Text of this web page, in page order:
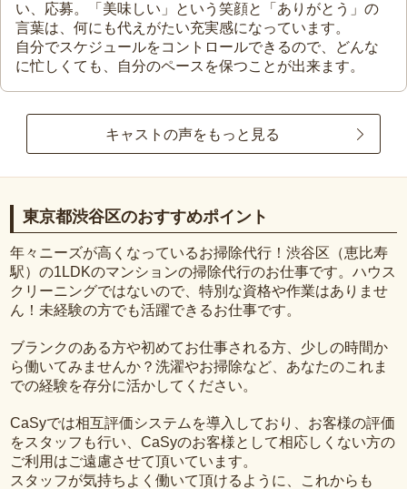
い、応募。「美味しい」という笑顔と「ありがとう」の
言葉は、何にも代えがたい充実感になっています。
自分でスケジュールをコントロールできるので、どんな
に忙しくても、自分のペースを保つことが出来ます。
キャストの声をもっと見る
東京都渋谷区のおすすめポイント
年々ニーズが高くなっているお掃除代行！渋谷区（恵比寿
駅）の1LDKのマンションの掃除代行のお仕事です。ハウス
クリーニングではないので、特別な資格や作業はありませ
ん！未経験の方でも活躍できるお仕事です。
ブランクのある方や初めてお仕事される方、少しの時間か
ら働いてみませんか？洗濯やお掃除など、あなたのこれま
での経験を存分に活かしてください。
CaSyでは相互評価システムを導入しており、お客様の評価
をスタッフも行い、CaSyのお客様として相応しくない方の
ご利用はご遠慮させて頂いています。
スタッフが気持ちよく働いて頂けるように、これからも